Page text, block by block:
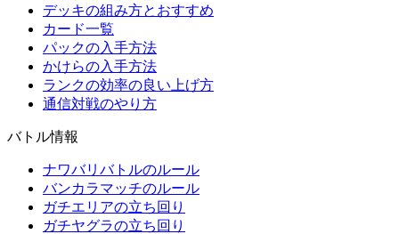
デッキの組み方とおすすめ
カード一覧
パックの入手方法
かけらの入手方法
ランクの効率の良い上げ方
通信対戦のやり方
バトル情報
ナワバリバトルのルール
バンカラマッチのルール
ガチエリアの立ち回り
ガチヤグラの立ち回り